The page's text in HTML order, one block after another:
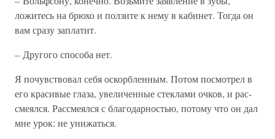
ложитесь на брюхо и ползите к нему в кабинет. Тогда он
вам сразу заплатит.
– Другого способа нет.
Я почувствовал себя оскорбленным. Потом посмотрел в
его красивые глаза, увеличенные стеклами очков, и рас­
смеялся. Рассмеялся с благодарностью, потому что он дал
мне урок: не унижаться.